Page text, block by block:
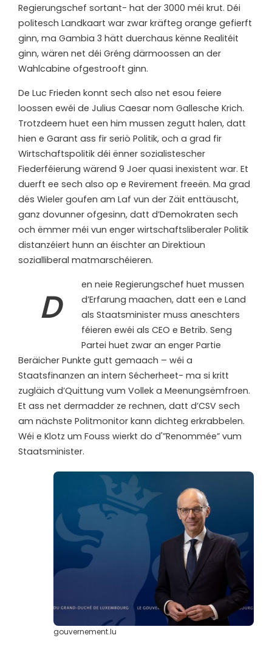
Regierungschef sortant- hat der 3000 méi krut. Déi
politesch Landkaart war zwar kräfteg orange gefierft
ginn, ma Gambia 3 hätt duerchaus kënne Realitéit
ginn, wären net déi Gréng därmoossen an der
Wahlcabine ofgestrooft ginn.
De Luc Frieden konnt sech also net esou feiere
loossen ewéi de Julius Caesar nom Gallesche Krich.
Trotzdeem huet een him mussen zegutt halen, datt
hien e Garant ass fir seriö Politik, och a grad fir
Wirtschaftspolitik déi ënner sozialistescher
Fiederféierung wärend 9 Joer quasi inexistent war. Et
duerft ee sech also op e Revirement freeën. Ma grad
dës Wieler goufen am Laf vun der Zäit enttäuscht,
ganz dovunner ofgesinn, datt d’Demokraten sech
och ëmmer méi vun enger wirtschaftsliberaler Politik
distanzéiert hunn an éischter an Direktioun
sozialliberal matmarschéieren.
D
en neie Regierungschef huet mussen
d’Erfarung maachen, datt een e Land
als Staatsminister muss aneschters
féieren ewéi als CEO e Betrib. Seng
Partei huet zwar an enger Partie
Beräicher Punkte gutt gemaach – wéi a
Staatsfinanzen an intern Sécherheet- ma si kritt
zugläich d’Quittung vum Vollek a Meenungsëmfroen.
Et ass net dermadder ze rechnen, datt d’CSV sech
am nächste Politmonitor kann dichteg erkrabbelen.
Wéi e Klotz um Fouss wierkt do d'”Renommée” vum
Staatsminister.
gouvernement.lu